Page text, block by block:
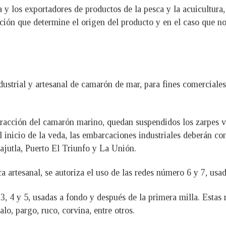
los exportadores de productos de la pesca y la
que determine el origen del producto y en el caso que
y artesanal de camarón de mar, para fines
del camarón marino, quedan suspendidos los
de la veda, las embarcaciones industriales deberán
Puerto El Triunfo y La Unión.
artesanal, se autoriza el uso de las redes número 6 y 7,
4 y 5, usadas a fondo y después de la primera milla.
pargo, ruco, corvina, entre otros.